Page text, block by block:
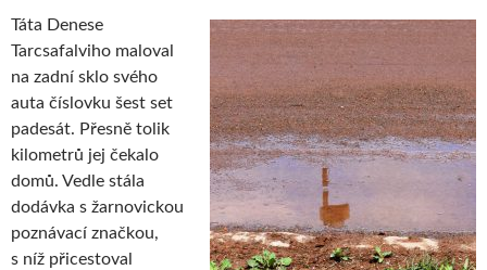
Táta Denese
Tarcsafalviho maloval
na zadní sklo svého
auta číslovku šest set
padesát. Přesně tolik
kilometrů jej čekalo
domů. Vedle stála
dodávka s žarnovickou
poznávací značkou,
s níž přicestoval